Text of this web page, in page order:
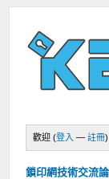
歡迎 (登入 —註冊)
鎖印網技術交流